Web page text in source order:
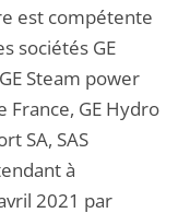
est compétente
sociétés GE
Steam power
France, GE Hydro
SA, SAS
à
2021 par